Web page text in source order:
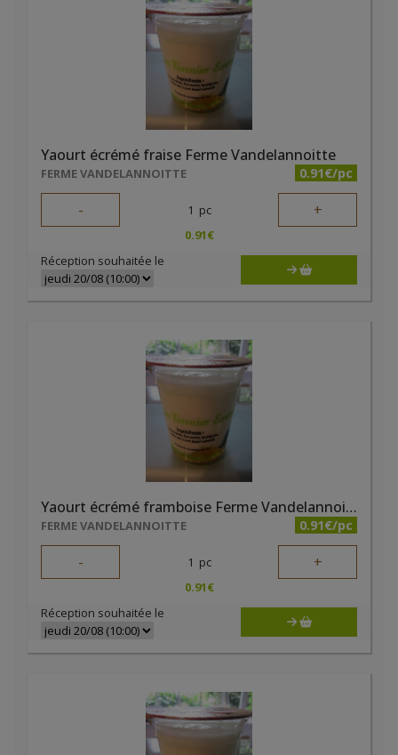
Yaourt écrémé fraise Ferme Vandelannoitte
FERME VANDELANNOITTE 0.91€/pc
- 1 pc +
0.91€
Réception souhaitée le
Yaourt écrémé framboise Ferme Vandelannoitte
FERME VANDELANNOITTE 0.91€/pc
- 1 pc +
0.91€
Réception souhaitée le